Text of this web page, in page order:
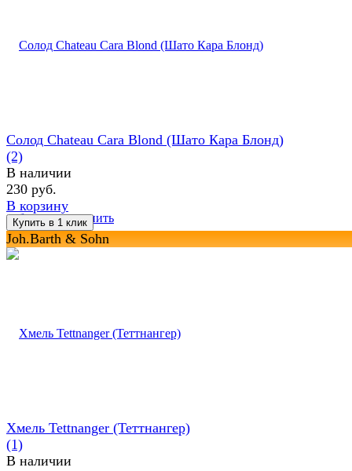
избранное сравнить
Солод Chateau Cara Blond (Шато Кара Блонд)
(2)
В наличии
230 руб.
В корзину
Joh.Barth & Sohn
Хмель Tettnanger (Теттнангер)
(1)
В наличии